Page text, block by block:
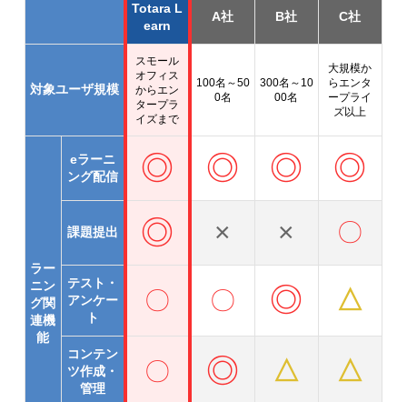
Totara L
earn
A社 B社 C社
対象ユーザ規模
スモール
オフィス
からエン
タープラ
イズまで
100名～50
0名
300名～10
00名
大規模か
らエンタ
ープライ
ズ以上
ラー
ニン
グ関
連機
能
eラーニ
ング配信
◎ ◎ ◎ ◎
課題提出 ◎ × × 〇
テスト・
アンケー
ト
〇 〇 ◎ △
コンテン
ツ作成・
管理
〇 ◎ △ △